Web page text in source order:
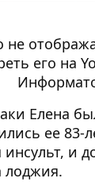
не
его на
Елена
ее 83-
и
лоджия.